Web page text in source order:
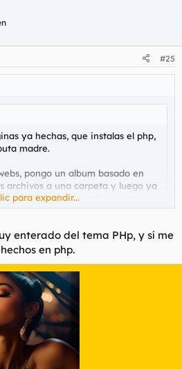
#25
ya hechas, que instalas el php,
madre.
pongo un album basado en
archivos a una carpeta y luego ya
login (ejemplo, este foro es en php
las fotos al album, hago
al principio.
php con algun gestor de
decir un programa ya hecho
!= programa
para expandir...
enterado del tema PHp, y sí me
en php.